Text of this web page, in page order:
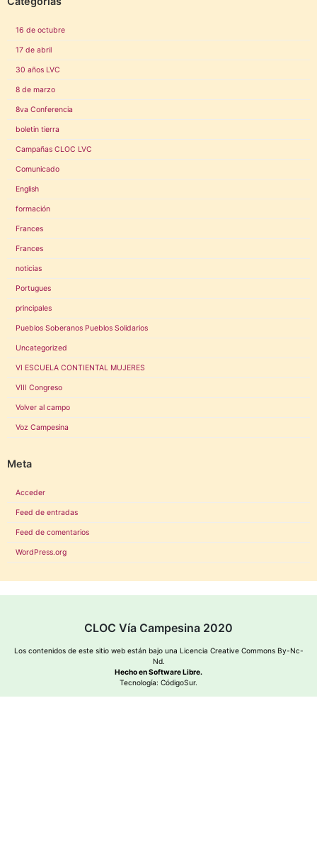
16 de octubre
17 de abril
30 años LVC
8 de marzo
8va Conferencia
boletin tierra
Campañas CLOC LVC
Comunicado
English
formación
Frances
Frances
noticias
Portugues
principales
Pueblos Soberanos Pueblos Solidarios
Uncategorized
VI ESCUELA CONTIENTAL MUJERES
VIII Congreso
Volver al campo
Voz Campesina
Meta
Acceder
Feed de entradas
Feed de comentarios
WordPress.org
CLOC Vía Campesina 2020
Los contenidos de este sitio web están bajo una Licencia Creative Commons By-Nc-
Nd.
Hecho en Software Libre.
Tecnología: CódigoSur.